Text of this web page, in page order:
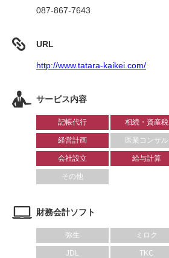
087-867-7643
URL
http://www.tatara-kaikei.com/
サービス内容
記帳代行 相続・資産税
経営計画 医業コンサル
会社設立 給与計算
その他
財務会計ソフト
弥生 ミロク
JDL TKC